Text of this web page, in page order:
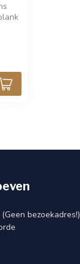
bezoekadres!)